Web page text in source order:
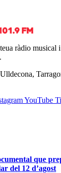
ràdio musical
YouTube
que
del 12 d’agost